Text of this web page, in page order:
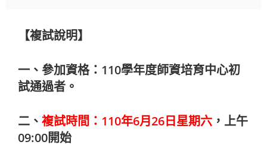
【複試說明】
一、參加資格： 110學年度師資培育中心初
試通過者。
二、 複試時間： 110年6月26日星期六 ，上午
09:00開始